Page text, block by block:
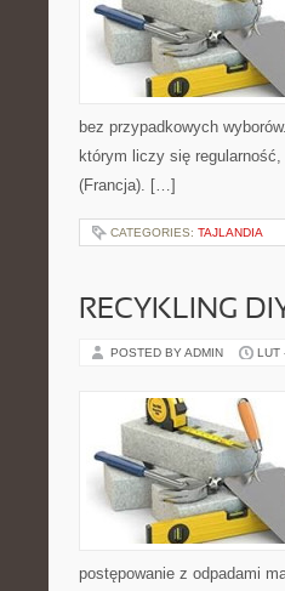
bez przypadkowych
którym liczy się
(Francja). […]
CATEGORIES: TAJLANDIA
RECYKLING
POSTED BY ADMIN LUT
postępowanie z odpadami